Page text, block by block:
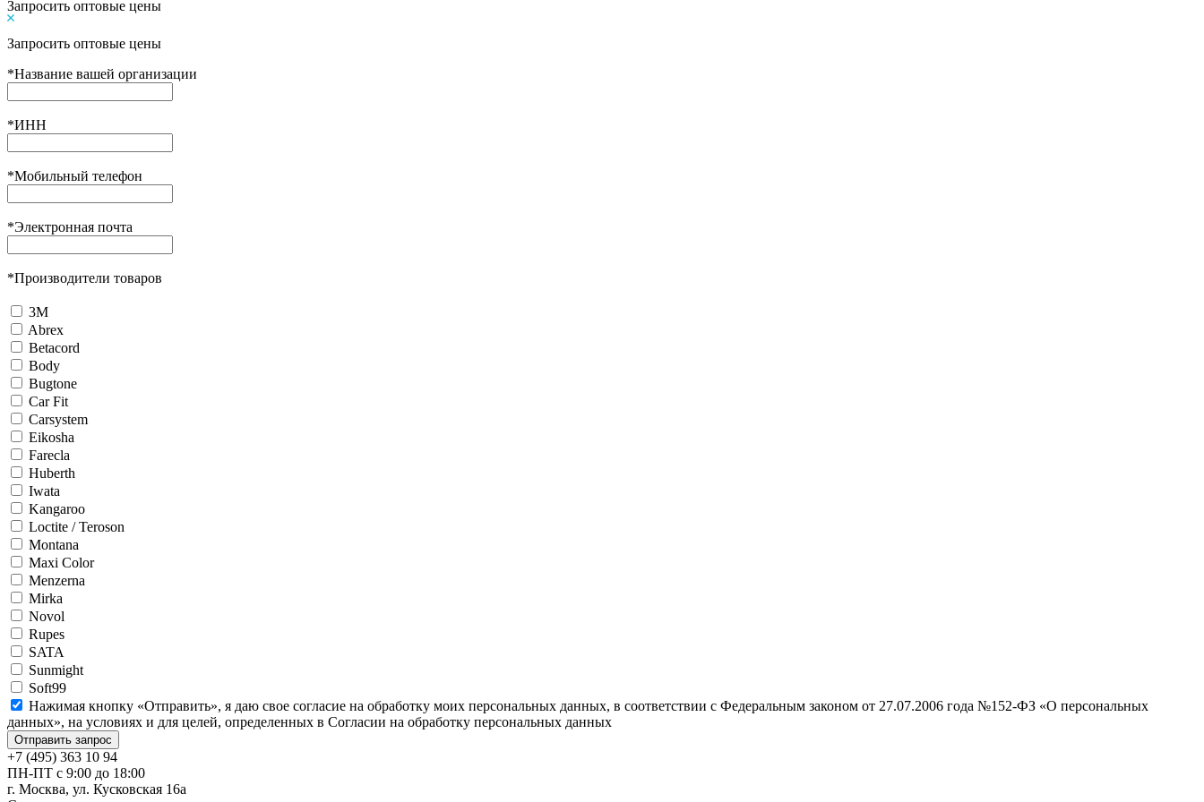
Запросить оптовые цены
Запросить оптовые цены
*Название вашей организации
*ИНН
*Мобильный телефон
*Электронная почта
*Производители товаров
3М
Abrex
Betacord
Body
Bugtone
Car Fit
Carsystem
Eikosha
Farecla
Huberth
Iwata
Kangaroo
Loctite / Teroson
Montana
Maxi Color
Menzerna
Mirka
Novol
Rupes
SATA
Sunmight
Soft99
Нажимая кнопку «Отправить», я даю свое согласие на обработку моих персональных данных, в соответствии с Федеральным законом от 27.07.2006 года №152-ФЗ «О персональных
данных», на условиях и для целей, определенных в Согласии на обработку персональных данных
+7 (495) 363 10 94
ПН-ПТ с 9:00 до 18:00
г. Москва, ул. Кусковская 16а